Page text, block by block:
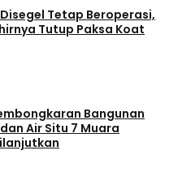
Tetap Beroperasi,
Tutup Paksa Koat
Bangunan
Air Situ 7 Muara